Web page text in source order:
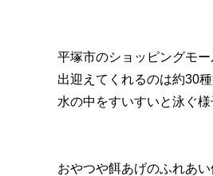
平塚市のショッピングモ
出迎えてくれるのは約30
水の中をすいすいと泳ぐ
おやつや餌あげのふれあ